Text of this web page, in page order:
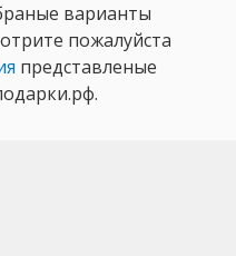
варианты
пожалуйста
представленые